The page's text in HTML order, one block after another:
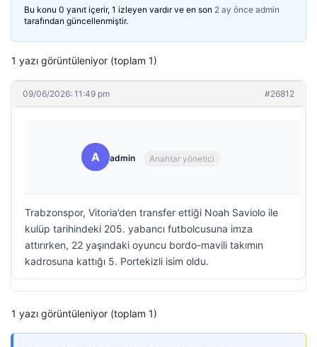
Bu konu 0 yanıt içerir, 1 izleyen vardır ve en son 2 ay önce admin
tarafından güncellenmiştir.
1 yazı görüntüleniyor (toplam 1)
09/06/2026: 11:49 pm #26812
A admin Anahtar yönetici
Trabzonspor, Vitoria’den transfer ettiği Noah Saviolo ile
kulüp tarihindeki 205. yabancı futbolcusuna imza
attırırken, 22 yaşındaki oyuncu bordo-mavili takımın
kadrosuna kattığı 5. Portekizli isim oldu.
1 yazı görüntüleniyor (toplam 1)